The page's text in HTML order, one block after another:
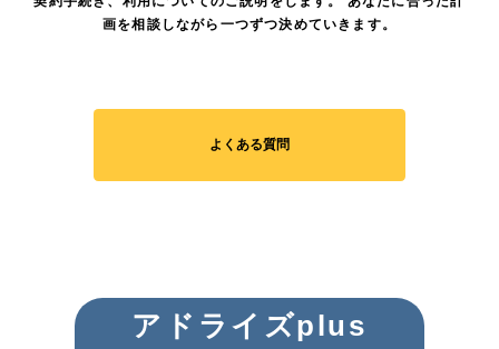
画を相談しながら一つずつ決めていきます。
よくある質問
アドライズplus